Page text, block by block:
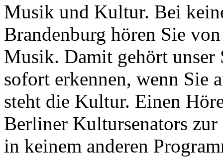
Musik und Kultur. Bei
Brandenburg hören Sie
Musik. Damit gehört unser
sofort erkennen, wenn Sie
steht die Kultur. Einen
Berliner Kultursenators zur
in keinem anderen